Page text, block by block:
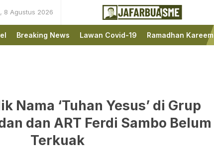
8 Agustus 2026
JafarBua
Ini bukan Media Online,
Ini Jafarbuaisme.com
Breaking News Lawan Covid-19 Ramadhan Kareem
Nama ‘Tuhan Yesus’ di Grup
dan ART Ferdi Sambo Belum
Terkuak